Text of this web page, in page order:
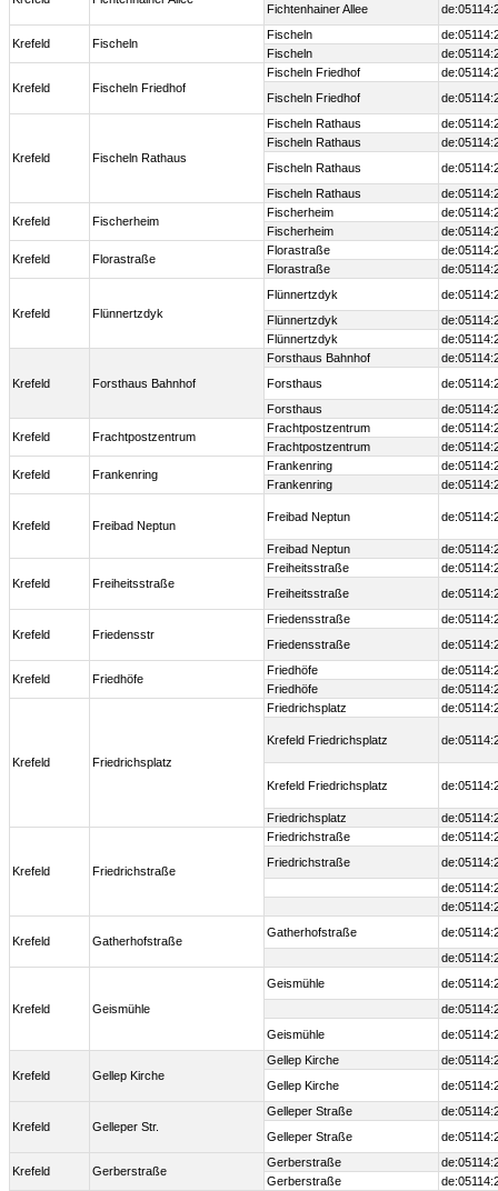
Fichtenhainer Allee
Krefeld Fischeln
Fischeln
Fischeln
Krefeld Fischeln Friedhof
Fischeln Friedhof
Fischeln Friedhof
Krefeld Fischeln Rathaus
Fischeln Rathaus
Fischeln Rathaus
Fischeln Rathaus
Fischeln Rathaus
Krefeld Fischerheim
Fischerheim
Fischerheim
Krefeld Florastraße
Florastraße
Florastraße
Krefeld Flünnertzdyk
Flünnertzdyk
Flünnertzdyk
Flünnertzdyk
Krefeld Forsthaus Bahnhof
Forsthaus Bahnhof
Forsthaus
Forsthaus
Krefeld Frachtpostzentrum
Frachtpostzentrum
Frachtpostzentrum
Krefeld Frankenring
Frankenring
Frankenring
Krefeld Freibad Neptun
Freibad Neptun
Freibad Neptun
Krefeld Freiheitsstraße
Freiheitsstraße
Freiheitsstraße
Krefeld Friedensstr
Friedensstraße
Friedensstraße
Krefeld Friedhöfe
Friedhöfe
Friedhöfe
Krefeld Friedrichsplatz
Friedrichsplatz
Krefeld Friedrichsplatz
Krefeld Friedrichsplatz
Friedrichsplatz
Krefeld Friedrichstraße
Friedrichstraße
Friedrichstraße
Krefeld Gatherhofstraße
Gatherhofstraße
Krefeld Geismühle
Geismühle
Geismühle
Krefeld Gellep Kirche
Gellep Kirche
Gellep Kirche
Krefeld Gelleper Str.
Gelleper Straße
Gelleper Straße
Krefeld Gerberstraße
Gerberstraße
Gerberstraße